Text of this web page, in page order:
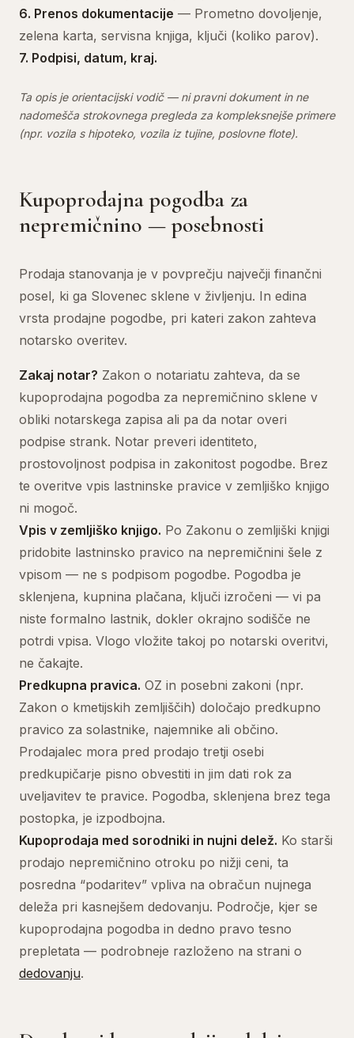
6. Prenos dokumentacije — Prometno dovoljenje,
zelena karta, servisna knjiga, ključi (koliko parov).
7. Podpisi, datum, kraj.
Ta opis je orientacijski vodič — ni pravni dokument in ne
nadomešča strokovnega pregleda za kompleksnejše primere
(npr. vozila s hipoteko, vozila iz tujine, poslovne flote).
Kupoprodajna pogodba za
nepremičnino — posebnosti
Prodaja stanovanja je v povprečju največji finančni
posel, ki ga Slovenec sklene v življenju. In edina
vrsta prodajne pogodbe, pri kateri zakon zahteva
notarsko overitev.
Zakaj notar? Zakon o notariatu zahteva, da se
kupoprodajna pogodba za nepremičnino sklene v
obliki notarskega zapisa ali pa da notar overi
podpise strank. Notar preveri identiteto,
prostovoljnost podpisa in zakonitost pogodbe. Brez
te overitve vpis lastninske pravice v zemljiško knjigo
ni mogoč.
Vpis v zemljiško knjigo. Po Zakonu o zemljiški knjigi
pridobite lastninsko pravico na nepremičnini šele z
vpisom — ne s podpisom pogodbe. Pogodba je
sklenjena, kupnina plačana, ključi izročeni — vi pa
niste formalno lastnik, dokler okrajno sodišče ne
potrdi vpisa. Vlogo vložite takoj po notarski overitvi,
ne čakajte.
Predkupna pravica. OZ in posebni zakoni (npr.
Zakon o kmetijskih zemljiščih) določajo predkupno
pravico za solastnike, najemnike ali občino.
Prodajalec mora pred prodajo tretji osebi
predkupičarje pisno obvestiti in jim dati rok za
uveljavitev te pravice. Pogodba, sklenjena brez tega
postopka, je izpodbojna.
Kupoprodaja med sorodniki in nujni delež. Ko starši
prodajo nepremičnino otroku po nižji ceni, ta
posredna “podaritev” vpliva na obračun nujnega
deleža pri kasnejšem dedovanju. Področje, kjer se
kupoprodajna pogodba in dedno pravo tesno
prepletata — podrobneje razloženo na strani o
dedovanju.